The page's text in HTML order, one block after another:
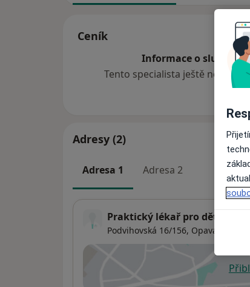
Ceník
Informace o službách
Tento specialista ještě
Adresy (2)
Adresa 1 Adresa 2
Praktický lékař pro děti a
Podvihovská 16/156, Opava